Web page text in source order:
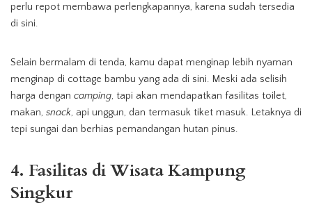
perlu repot membawa perlengkapannya, karena sudah tersedia
di sini.
Selain bermalam di tenda, kamu dapat menginap lebih nyaman
menginap di cottage bambu yang ada di sini. Meski ada selisih
harga dengan camping, tapi akan mendapatkan fasilitas toilet,
makan, snack, api unggun, dan termasuk tiket masuk. Letaknya di
tepi sungai dan berhias pemandangan hutan pinus.
4. Fasilitas di Wisata Kampung
Singkur